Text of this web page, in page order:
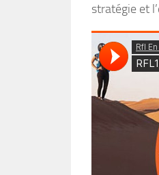
stratégie et